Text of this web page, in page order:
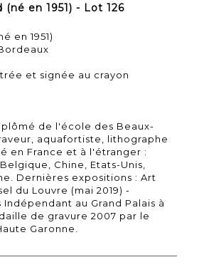
(né en 1951) - Lot 126
en 1951)
et signée au crayon
de l'école des Beaux-
aquafortiste, lithographe
en France et à l'étranger :
Chine, Etats-Unis,
Dernières expositions : Art
du Louvre (mai 2019) -
au Grand Palais à
de gravure 2007 par le
Garonne.